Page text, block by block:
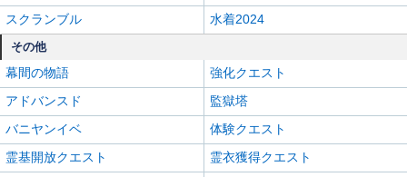
スクランブル
水着2024
その他
幕間の物語
強化クエスト
アドバンスド
監獄塔
バニヤンイベ
体験クエスト
霊基開放クエスト
霊衣獲得クエスト